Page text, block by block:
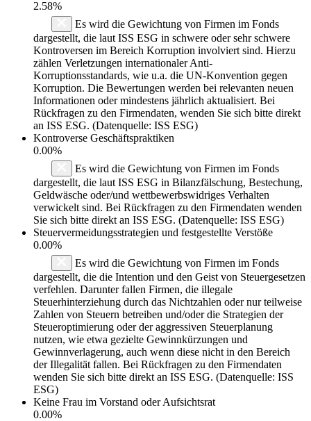
2.58%
Es wird die Gewichtung von Firmen im Fonds
dargestellt, die laut ISS ESG in schwere oder sehr schwere
Kontroversen im Bereich Korruption involviert sind. Hierzu
zählen Verletzungen internationaler Anti-
Korruptionsstandards, wie u.a. die UN-Konvention gegen
Korruption. Die Bewertungen werden bei relevanten neuen
Informationen oder mindestens jährlich aktualisiert. Bei
Rückfragen zu den Firmendaten, wenden Sie sich bitte direkt
an ISS ESG. (Datenquelle: ISS ESG)
Kontroverse Geschäftspraktiken
0.00%
Es wird die Gewichtung von Firmen im Fonds
dargestellt, die laut ISS ESG in Bilanzfälschung, Bestechung,
Geldwäsche oder/und wettbewerbswidriges Verhalten
verwickelt sind. Bei Rückfragen zu den Firmendaten wenden
Sie sich bitte direkt an ISS ESG. (Datenquelle: ISS ESG)
Steuervermeidungsstrategien und festgestellte Verstöße
0.00%
Es wird die Gewichtung von Firmen im Fonds
dargestellt, die die Intention und den Geist von Steuergesetzen
verfehlen. Darunter fallen Firmen, die illegale
Steuerhinterziehung durch das Nichtzahlen oder nur teilweise
Zahlen von Steuern betreiben und/oder die Strategien der
Steueroptimierung oder der aggressiven Steuerplanung
nutzen, wie etwa gezielte Gewinnkürzungen und
Gewinnverlagerung, auch wenn diese nicht in den Bereich
der Illegalität fallen. Bei Rückfragen zu den Firmendaten
wenden Sie sich bitte direkt an ISS ESG. (Datenquelle: ISS
ESG)
Keine Frau im Vorstand oder Aufsichtsrat
0.00%